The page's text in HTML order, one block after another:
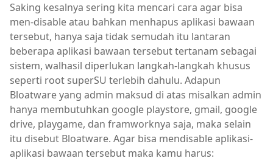
Saking kesalnya sering kita mencari cara agar bisa
men-disable atau bahkan menhapus aplikasi bawaan
tersebut, hanya saja tidak semudah itu lantaran
beberapa aplikasi bawaan tersebut tertanam sebagai
sistem, walhasil diperlukan langkah-langkah khusus
seperti root superSU terlebih dahulu. Adapun
Bloatware yang admin maksud di atas misalkan admin
hanya membutuhkan google playstore, gmail, google
drive, playgame, dan framworknya saja, maka selain
itu disebut Bloatware. Agar bisa mendisable aplikasi-
aplikasi bawaan tersebut maka kamu harus: